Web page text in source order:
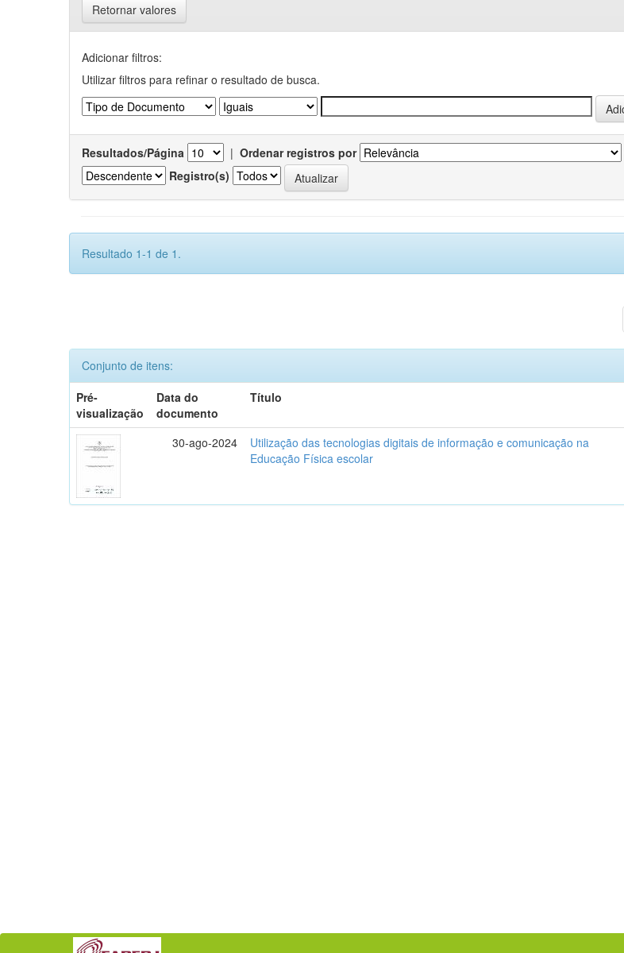
Retornar valores
Adicionar filtros:
Utilizar filtros para refinar o resultado de busca.
Resultados/Página | Ordenar registros por
Registro(s)
Resultado 1-1 de 1.
Conjunto de itens:
Pré-
visualização
Data do
documento
Título
30-ago-2024
Utilização das tecnologias digitais de informação e comunicação na
Educação Física escolar